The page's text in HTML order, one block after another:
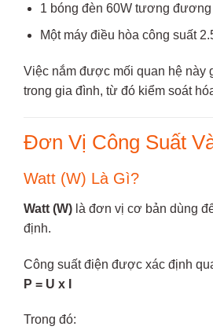
1 bóng đèn 60W tương đương
Một máy điều hòa công suất
Việc nắm được mối quan hệ này
trong gia đình, từ đó kiểm soát
Đơn Vị Công Suất
Watt (W) Là Gì?
Watt (W) là đơn vị cơ bản dùng
định.
Công suất điện được xác định
P = U x I
Trong đó: